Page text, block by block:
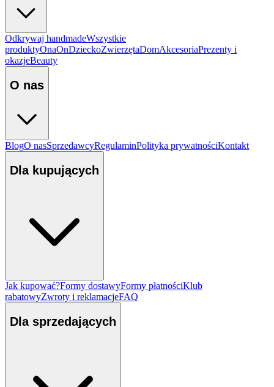
Odkrywaj handmadeWszystkie
produktyOnaOnDzieckoZwierzętaDomAkcesoriaPrezenty i
okazjeBeauty
O nas
BlogO nasSprzedawcyRegulaminPolityka prywatnościKontakt
Dla kupujących
Jak kupować?Formy dostawyFormy płatnościKlub
rabatowyZwroty i reklamacjeFAQ
Dla sprzedających